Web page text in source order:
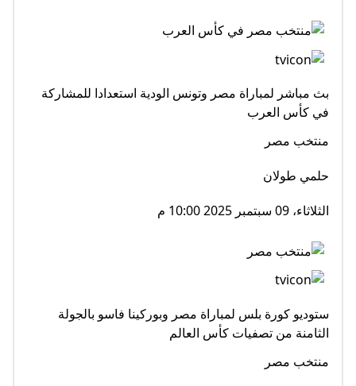
بث مباشر لمباراة مصر وتونس الودية استعدادا للمشاركة
في كأس العرب
منتخب مصر
حلمي طولان
الثلاثاء، 09 سبتمبر 2025 10:00 م
ستوديو كورة بلس لمباراة مصر وبوركينا فاسو بالجولة
الثامنة من تصفيات كأس العالم
منتخب مصر